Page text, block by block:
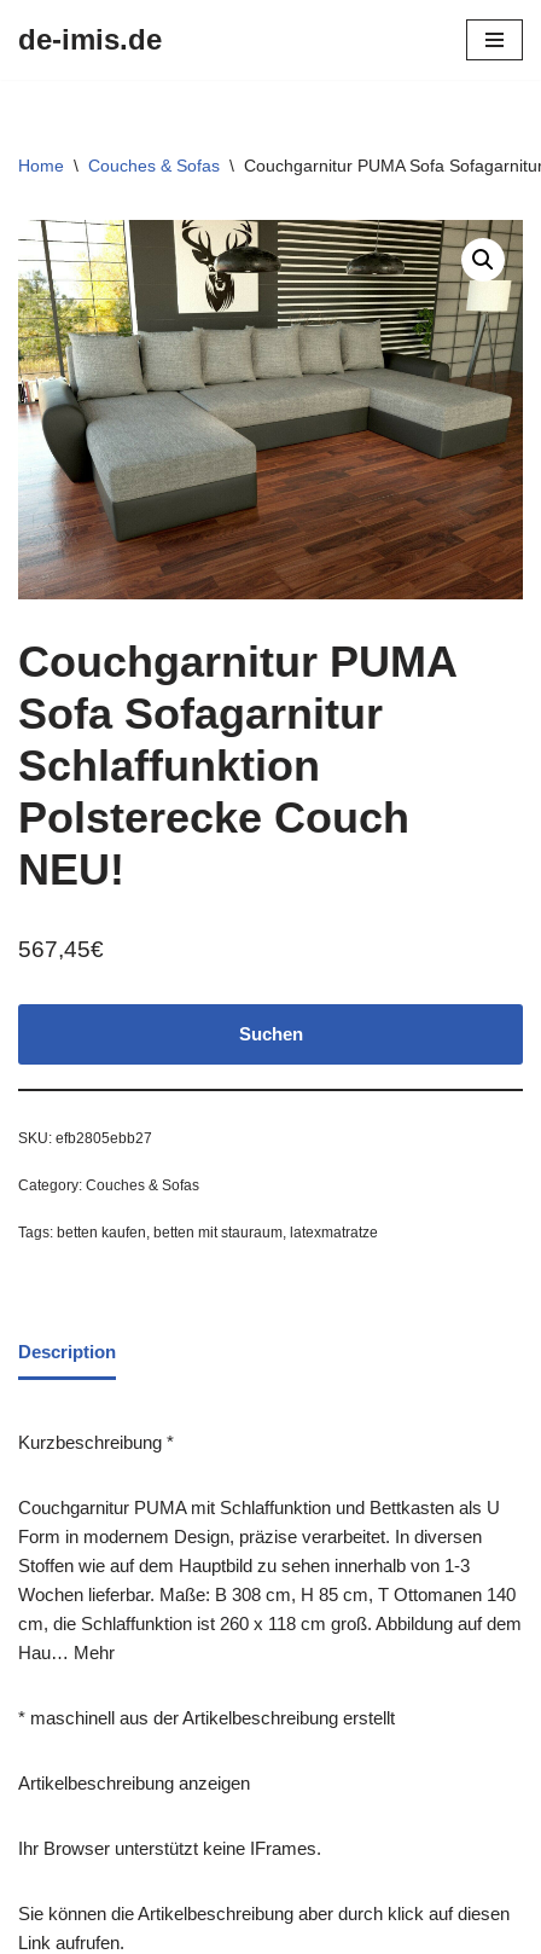
de-imis.de
Home \ Couches & Sofas \ Couchgarnitur PUMA Sofa
Couchgarnitur PUMA
Sofa Sofagarnitur
Schlaffunktion
Polsterecke Couch
NEU!
567,45€
Suchen
SKU: efb2805ebb27
Category: Couches & Sofas
Tags: betten kaufen betten mit stauraum latexmatratze
Description
Kurzbeschreibung *
Couchgarnitur PUMA mit Schlaffunktion und Bettkasten als U
Form in modernem Design, präzise verarbeitet. In diversen
Stoffen wie auf dem Hauptbild zu sehen innerhalb von 1-3
Wochen lieferbar. Maße: B 308 cm, H 85 cm, T Ottomanen 140
cm, die Schlaffunktion ist 260 x 118 cm groß. Abbildung auf dem
Hau… Mehr
* maschinell aus der Artikelbeschreibung erstellt
Artikelbeschreibung anzeigen
Ihr Browser unterstützt keine IFrames.
Sie können die Artikelbeschreibung aber durch klick auf diesen
Link aufrufen.